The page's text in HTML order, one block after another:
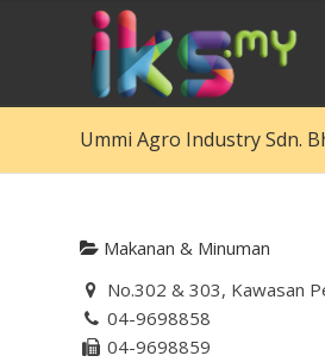
Ummi Agro Industry Sdn.
Makanan & Minuman
No.302 & 303, Kawasan
04-9698858
04-9698859